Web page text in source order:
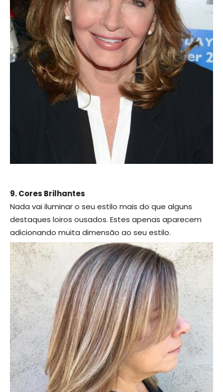
9. Cores Brilhantes
Nada vai iluminar o seu estilo mais do que alguns
destaques loiros ousados. Estes apenas aparecem
adicionando muita dimensão ao seu estilo.